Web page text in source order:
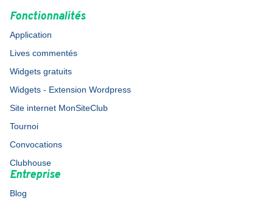
Fonctionnalités
Application
Lives commentés
Widgets gratuits
Widgets - Extension Wordpress
Site internet MonSiteClub
Tournoi
Convocations
Clubhouse
Entreprise
Blog